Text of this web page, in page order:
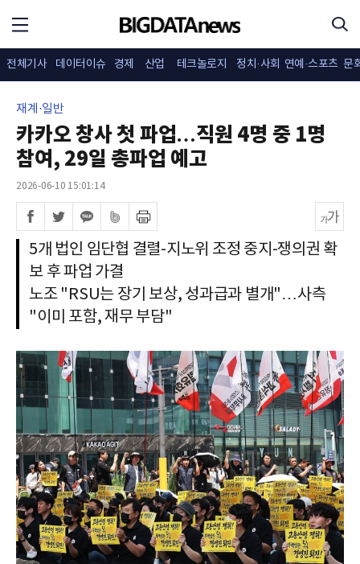
전체기사 데이터이슈 경제 산업 테크놀로지 정치·사회 연예·스포츠 문
재계·일반
카카오 창사 첫 파업…직원 4명 중 1명
참여, 29일 총파업 예고
2026-06-10 15:01:14
5개 법인 임단협 결렬-지노위 조정 중지-쟁의권 확
보 후 파업 가결
노조 "RSU는 장기 보상, 성과급과 별개"…사측
"이미 포함, 재무 부담"